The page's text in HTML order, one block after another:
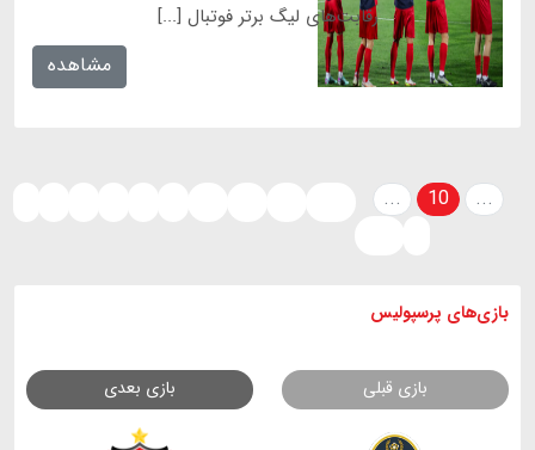
رقابت‌های لیگ برتر فوتبال [...]
مشاهده
... 10 ...
بازی های پرسپولیس
بازی قبلی بازی بعدی